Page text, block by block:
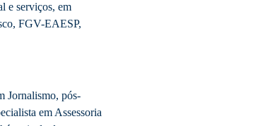
e serviços, em
FGV-EAESP,
Jornalismo, pós-
em Assessoria